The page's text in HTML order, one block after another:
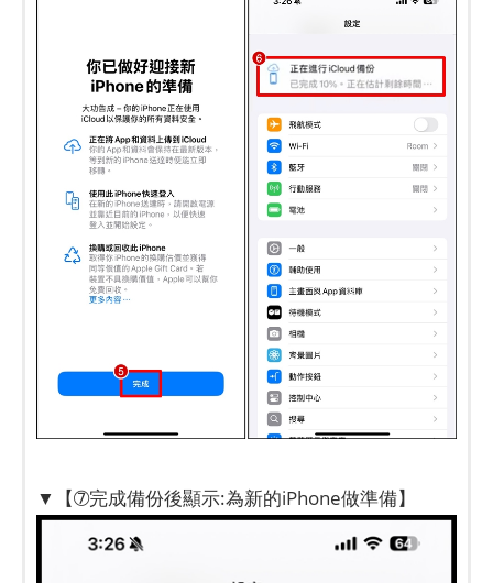
▼【➆完成備份後顯示:為新的iPhone做準備】